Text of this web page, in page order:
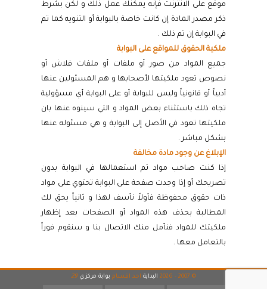
موقع على الانترنت فإنه يمكنك عمل ذلك و لكن بشرط
ذكر مصدر المادة إن كانت خاصة بالبوابة أو التنويه كما تم
في البوابة إن تم ذلك .
ملكية الحقوق للمواقع على البوابة
جميع المواد من صور أو ملفات أو ملفات فلاش أو
نصوص تعود ملكيتها لأصحابها و هم المسئولين عنها
أدبياً أو قانونياً وليس للبوابة أو على البوابة أي مسؤولية
تجاه ذلك باستثناء بعض المواد و التي سينوه عنها بان
ملكيتها تعود في الأصل إلى البوابة و هي مسئوله عنها
بشكل مباشر .
الإبلاغ عن وجود مادة مخالفة
إذا كنت صاحب مواد تم استعمالها في البوابة بدون
تصريحك أو إذا وجدت صفحة على البوابة تحتوي على مواد
ذات حقوق محفوظة فأولاً نأسف لهذا و ثانياً يحق لك
المطالبة بحذف هذه المواد أو الصفحات بعد إظهار
ملكيتك للمواد فنأمل منك الاتصال بنا و سنقوم فوراً
بالتعامل معها .
© 2007 - 2026 البداية احد اقسام بوابة مركزي 29